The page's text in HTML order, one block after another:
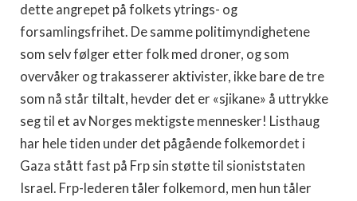
dette angrepet på folkets ytrings- og
forsamlingsfrihet. De samme politimyndighetene
som selv følger etter folk med droner, og som
overvåker og trakasserer aktivister, ikke bare de tre
som nå står tiltalt, hevder det er «sjikane» å uttrykke
seg til et av Norges mektigste mennesker! Listhaug
har hele tiden under det pågående folkemordet i
Gaza stått fast på Frp sin støtte til sioniststaten
Israel. Frp-lederen tåler folkemord, men hun tåler